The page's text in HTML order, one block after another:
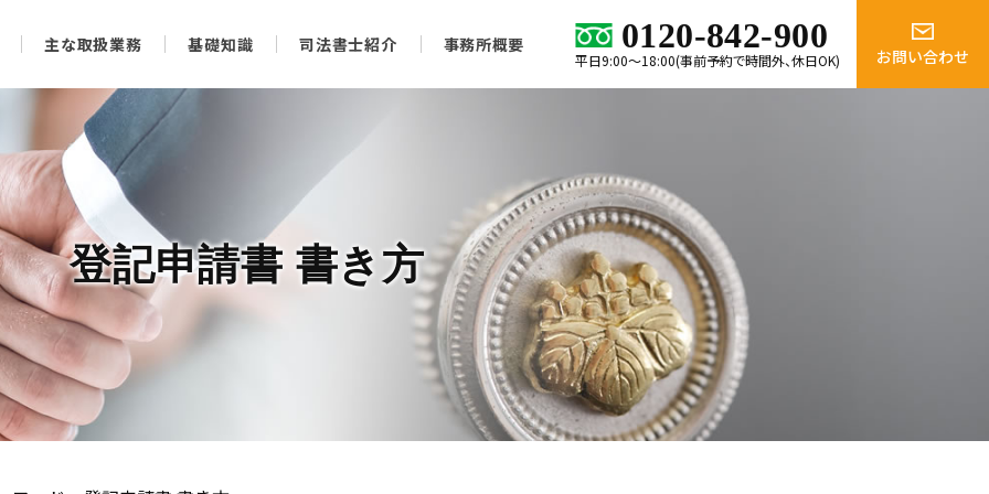
0120-842-900
平日9:00～18:00(事前予約で時間外、休日OK) お問い合わせ
主な取扱業務 基礎知識 司法書士紹介 事務所概要
登記申請書 書き方